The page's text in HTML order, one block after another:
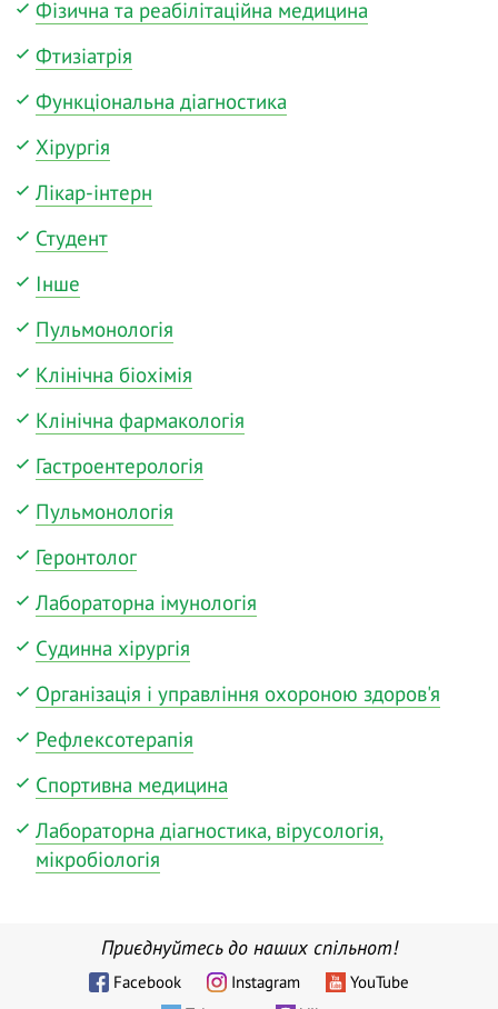
Фізична та реабілітаційна медицина
Фтизіатрія
Функціональна діагностика
Хірургія
Лікар-інтерн
Студент
Інше
Пульмонологія
Клінічна біохімія
Клінічна фармакологія
Гастроентерологія
Пульмонологія
Геронтолог
Лабораторна імунологія
Судинна хірургія
Організація і управління охороною здоров'я
Рефлексотерапія
Спортивна медицина
Лабораторна діагностика, вірусологія,
мікробіологія
Приєднуйтесь до наших спільнот!
Facebook Instagram
YouTube